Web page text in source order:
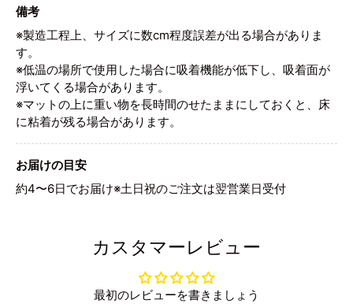
備考
※製造工程上、サイズに数cm程度誤差が出る場合がありま
す。
※低温の場所で使用した場合に吸着機能が低下し、吸着面が
浮いてくる場合があります。
※マットの上に重い物を長時間のせたままにしておくと、床
に粘着が残る場合があります。
お届けの目安
約4〜6日でお届け※土日祝のご注文は翌営業日受付
カスタマーレビュー
最初のレビューを書きましょう